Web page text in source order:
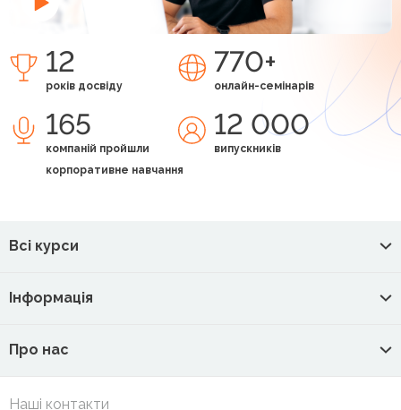
12
років досвіду
770+
онлайн-семінарів
165
компаній пройшли
корпоративне навчання
12 000
випускників
Всі курси
Інформація
Про нас
Наші контакти